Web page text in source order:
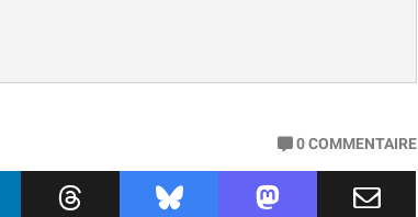
0COMMENTAIRE